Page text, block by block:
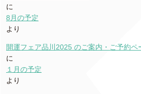
に
8月の予定
より
開運フェア品川2025 のご案内・ご予約ペ
に
１月の予定
より